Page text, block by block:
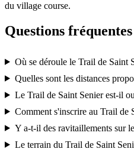
du village course.
Questions fréquentes
Où se déroule le Trail de Saint
Quelles sont les distances
Le Trail de Saint Senier est-il
Comment s'inscrire au Trail de
Y a-t-il des ravitaillements sur
Le terrain du Trail de Saint